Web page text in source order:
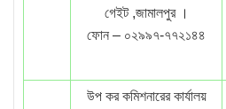
গেইট ,জামালপুর ।
ফোন – ০২৯৯৭-৭৭২১৪৪
উপ কর কমিশনারের কার্যালয়